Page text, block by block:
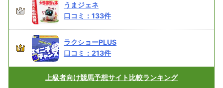
うまジェネ
口コミ： 133件
ラクショーPLUS
口コミ： 213件
上級者向け競馬予想サイト比較ランキング